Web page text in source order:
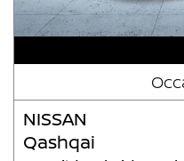
NISSAN
Qashqai